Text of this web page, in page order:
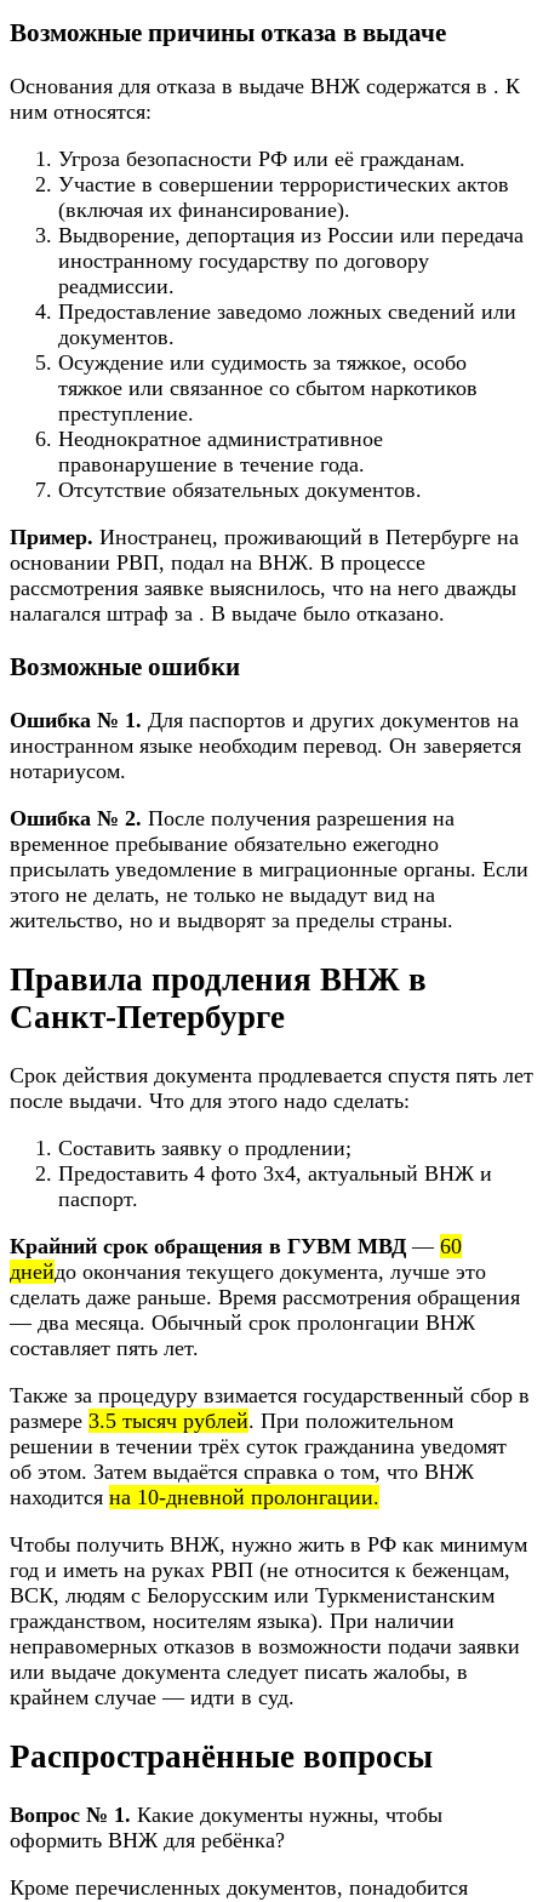
Возможные причины отказа в выдаче
Основания для отказа в выдаче ВНЖ содержатся в . К
ним относятся:
Угроза безопасности РФ или её гражданам.
Участие в совершении террористических актов
(включая их финансирование).
Выдворение, депортация из России или передача
иностранному государству по договору
реадмиссии.
Предоставление заведомо ложных сведений или
документов.
Осуждение или судимость за тяжкое, особо
тяжкое или связанное со сбытом наркотиков
преступление.
Неоднократное административное
правонарушение в течение года.
Отсутствие обязательных документов.
Пример. Иностранец, проживающий в Петербурге на
основании РВП, подал на ВНЖ. В процессе
рассмотрения заявке выяснилось, что на него дважды
налагался штраф за . В выдаче было отказано.
Возможные ошибки
Ошибка № 1. Для паспортов и других документов на
иностранном языке необходим перевод. Он заверяется
нотариусом.
Ошибка № 2. После получения разрешения на
временное пребывание обязательно ежегодно
присылать уведомление в миграционные органы. Если
этого не делать, не только не выдадут вид на
жительство, но и выдворят за пределы страны.
Правила продления ВНЖ в
Санкт-Петербурге
Срок действия документа продлевается спустя пять лет
после выдачи. Что для этого надо сделать:
Составить заявку о продлении;
Предоставить 4 фото 3х4, актуальный ВНЖ и
паспорт.
Крайний срок обращения в ГУВМ МВД — 60
днейдо окончания текущего документа, лучше это
сделать даже раньше. Время рассмотрения обращения
— два месяца. Обычный срок пролонгации ВНЖ
составляет пять лет.
Также за процедуру взимается государственный сбор в
размере 3.5 тысяч рублей. При положительном
решении в течении трёх суток гражданина уведомят
об этом. Затем выдаётся справка о том, что ВНЖ
находится на 10-дневной пролонгации.
Чтобы получить ВНЖ, нужно жить в РФ как минимум
год и иметь на руках РВП (не относится к беженцам,
ВСК, людям с Белорусским или Туркменистанским
гражданством, носителям языка). При наличии
неправомерных отказов в возможности подачи заявки
или выдаче документа следует писать жалобы, в
крайнем случае — идти в суд.
Распространённые вопросы
Вопрос № 1. Какие документы нужны, чтобы
оформить ВНЖ для ребёнка?
Кроме перечисленных документов, понадобится